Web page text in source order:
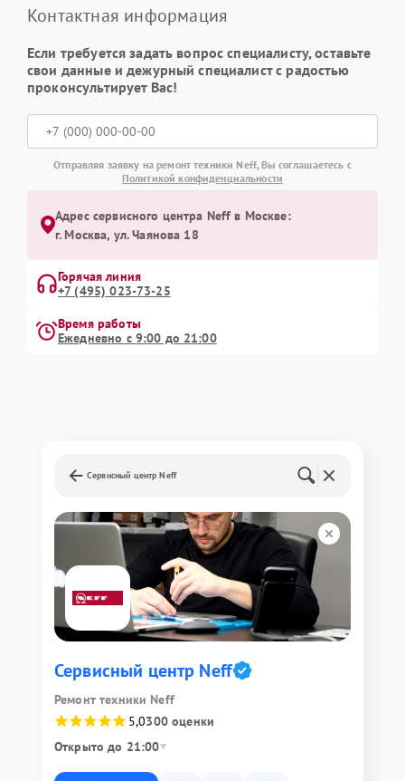
Контактная информация
Если требуется задать вопрос специалисту, оставьте
свои данные и дежурный специалист с радостью
проконсультирует Вас!
Отправляя заявку на ремонт техники Neff, Вы соглашаетесь с
Политикой конфиденциальности
Адрес сервисного центра Neff в Москве:
г. Москва, ул. Чаянова 18
Горячая линия
+7 (495) 023-73-25
Время работы
Ежедневно с 9:00 до 21:00
Сервисный центр Neff
Сервисный центр Neff
Ремонт техники Neff
5,0300 оценки
Открыто до 21:00